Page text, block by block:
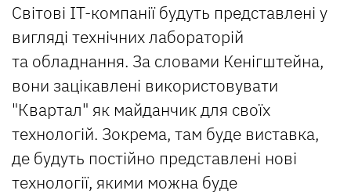
Світові ІТ-компанії будуть представлені у
вигляді технічних лабораторій
та обладнання. За словами Кенігштейна,
вони зацікавлені використовувати
"Квартал" як майданчик для своїх
технологій. Зокрема, там буде виставка,
де будуть постійно представлені нові
технології, якими можна буде